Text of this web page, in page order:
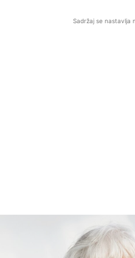
Sadržaj se nastavlja